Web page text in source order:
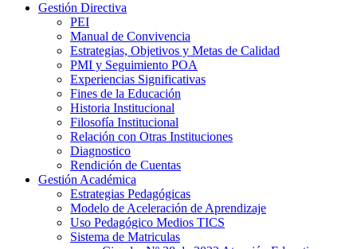
I.E Nuestra Señora Belen
Institución Educativa Nuestra Señora de Belén
Gestión Directiva
PEI
Manual de Convivencia
Estrategias, Objetivos y Metas de Calidad
PMI y Seguimiento POA
Experiencias Significativas
Fines de la Educación
Historia Institucional
Filosofía Institucional
Relación con Otras Instituciones
Diagnostico
Rendición de Cuentas
Gestión Académica
Estrategias Pedagógicas
Modelo de Aceleración de Aprendizaje
Uso Pedagógico Medios TICS
Sistema de Matriculas